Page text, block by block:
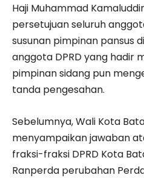
Haji Muhammad
persetujuan seluruh
susunan pimpinan pansus
anggota DPRD yang hadir
pimpinan sidang pun
tanda pengesahan.
Sebelumnya, Wali Kota
menyampaikan jawaban
fraksi-fraksi DPRD Kota
Ranperda perubahan